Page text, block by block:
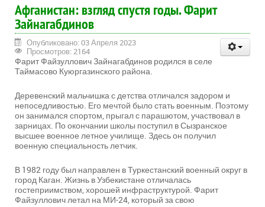
Афганистан: взгляд спустя годы. Фарит
Зайнагабдинов
Опубликовано: 03 Апреля 2023
Просмотров: 2164
Фарит Файзуллович Зайнагабдинов родился в селе
Таймасово Куюргазинского района.
Деревенский мальчишка с детства отличался задором и
непоседливостью. Его мечтой было стать военным. Поэтому
он занимался спортом, прыгал с парашютом, участвовал в
зарницах. По окончании школы поступил в Сызранское
высшее военное летное училище. Здесь он получил
военную специальность летчик.
В 1982 году был направлен в Туркестанский военный округ в
город Каган. Жизнь в Узбекистане отличалась
гостеприимством, хорошей инфраструктурой. Фарит
Файзуллович летал на МИ-24, который за свою